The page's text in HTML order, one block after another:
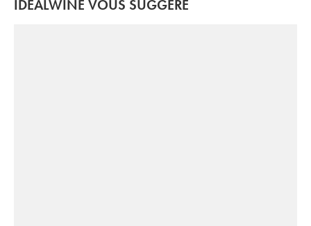
IDEALWINE VOUS SUGGÈRE